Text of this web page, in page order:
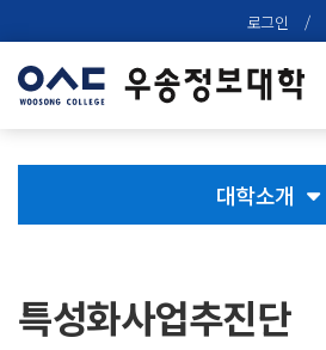
로그인 /
대학소개
특성화사업추진단